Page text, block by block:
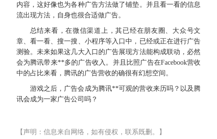
内容，这好像也为各种广告方法做了铺垫。并且看一看的信息
流出现方法，自身也很合适做广告。
总结来看，在微信渠道上，其已经在朋友圈、大众号文
章、看一看、搜一搜、小程序等入口中，已经或正在进行广告
测验。未来如果这几大入口的广告展现方法能构成联动，必然
会为腾讯带来**多的广告收入。并且比照广告在Facebook营收
中的占比来看，腾讯的广告营收的确很有幻想空间。
游戏之后，广告会成为腾讯**可观的营收来历吗？以及腾
讯会成为一家广告公司吗？
【声明：信息来自网络，如有侵权，联系既删。】